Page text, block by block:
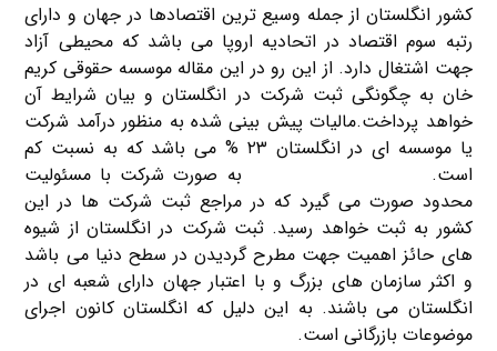
کشور انگلستان از جمله وسیع ترین اقتصادها در جهان و دارای
رتبه سوم اقتصاد در اتحادیه اروپا می باشد که محیطی آزاد
جهت اشتغال دارد. از این رو در این مقاله موسسه حقوقی کریم
خان به چگونگی ثبت شرکت در انگلستان و بیان شرایط آن
خواهد پرداخت.مالیات پیش بینی شده به منظور درآمد شرکت
یا موسسه ای در انگلستان ۲۳ % می باشد که به نسبت کم
است.
به صورت شرکت با مسئولیت
محدود صورت می گیرد که در مراجع ثبت شرکت ها در این
کشور به ثبت خواهد رسید. ثبت شرکت در انگلستان از شیوه
های حائز اهمیت جهت مطرح گردیدن در سطح دنیا می باشد
و اکثر سازمان های بزرگ و با اعتبار جهان دارای شعبه ای در
انگلستان می باشند. به این دلیل که انگلستان کانون اجرای
موضوعات بازرگانی است.